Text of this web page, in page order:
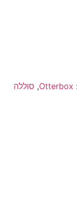
Otterbox
, סוללה